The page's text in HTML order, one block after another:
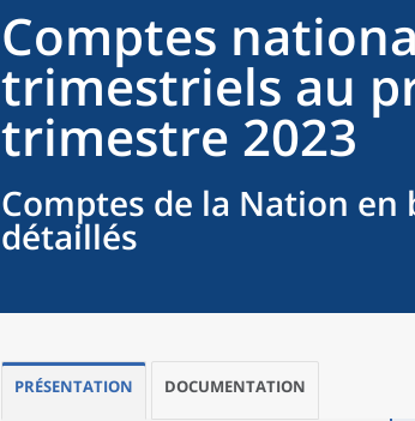
Comptes
trimestriels au
trimestre 2023
Comptes de la Nation en
détaillés
PRÉSENTATION DOCUMENTATION